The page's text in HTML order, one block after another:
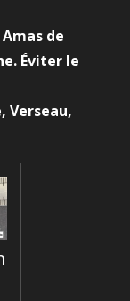
de
Éviter le
Verseau,